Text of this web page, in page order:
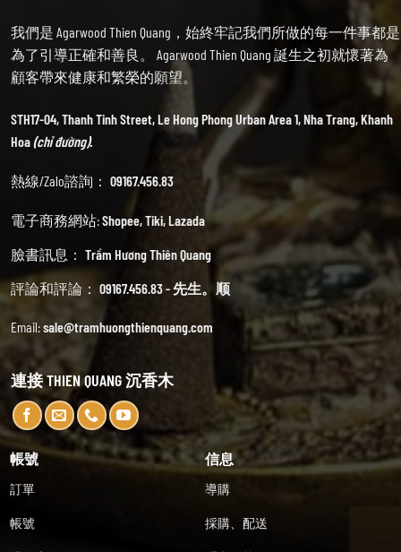
我們是 Agarwood Thien Quang，始終牢記我們所做的每一件事都是
為了引導正確和善良。 Agarwood Thien Quang 誕生之初就懷著為
顧客帶來健康和繁榮的願望。
STH17-04, Thanh Tinh Street, Le Hong Phong Urban Area 1, Nha Trang, Khanh
Hoa(chỉ đường).
熱線/Zalo諮詢： 09167.456.83
電子商務網站:Shopee,Tiki,Lazada
臉書訊息： Trầm Hương Thiên Quang
評論和評論： 09167.456.83 - 先生。顺
Email:sale@tramhuongthienquang.com
連接 THIEN QUANG 沉香木
帳號
訂單
帳號
信息
導購
採購、配送